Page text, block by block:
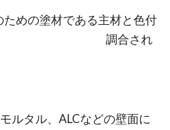
めの塗材である主材と色付
料が 調合され
ルタル、ALCなどの壁面に